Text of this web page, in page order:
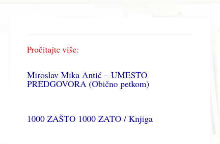
Pročitajte više:
Miroslav Mika Antić – UMESTO
PREDGOVORA (Obično petkom)
1000 ZAŠTO 1000 ZATO / Knjiga